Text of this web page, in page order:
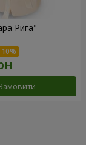
Рига"